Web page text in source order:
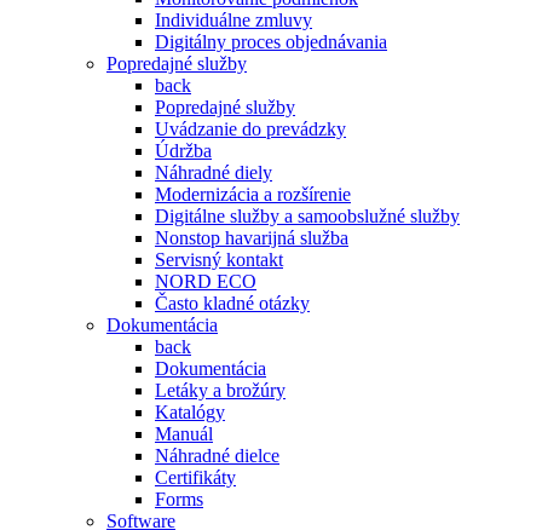
Individuálne zmluvy
Digitálny proces objednávania
Popredajné služby
back
Popredajné služby
Uvádzanie do prevádzky
Údržba
Náhradné diely
Modernizácia a rozšírenie
Digitálne služby a samoobslužné služby
Nonstop havarijná služba
Servisný kontakt
NORD ECO
Často kladné otázky
Dokumentácia
back
Dokumentácia
Letáky a brožúry
Katalógy
Manuál
Náhradné dielce
Certifikáty
Forms
Software